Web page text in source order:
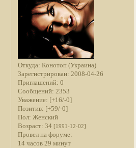
Откуда: Конотоп (Украина)
Зарегистрирован: 2008-04-26
Приглашений: 0
Сообщений: 2353
Уважение: [+16/-0]
Позитив: [+59/-0]
Пол: Женский
Возраст: 34 [1991-12-02]
Провел на форуме:
14 часов 29 минут